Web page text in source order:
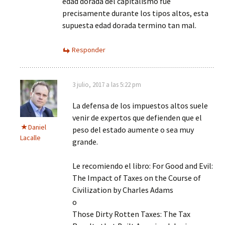
precisamente durante los tipos altos, esta
supuesta edad dorada termino tan mal.
Responder
Daniel
Lacalle
3 julio, 2017 a las 5:22 pm
La defensa de los impuestos altos suele
venir de expertos que defienden que el
peso del estado aumente o sea muy
grande.
Le recomiendo el libro: For Good and Evil:
The Impact of Taxes on the Course of
Civilization by Charles Adams
o
Those Dirty Rotten Taxes: The Tax